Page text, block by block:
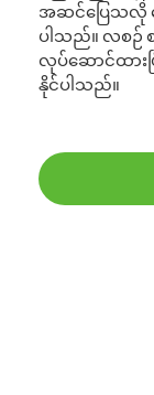
အဆင်ပြေသလို
ပါသည်။ လစဉ်
လုပ်ဆောင်ထားပ
နိုင်ပါသည်။